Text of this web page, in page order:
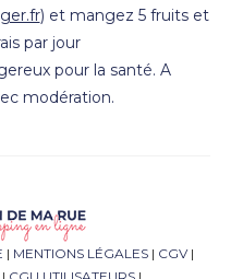
) et mangez 5 fruits et
par jour
pour la santé. A
modération.
| MENTIONS LÉGALES| CGV|